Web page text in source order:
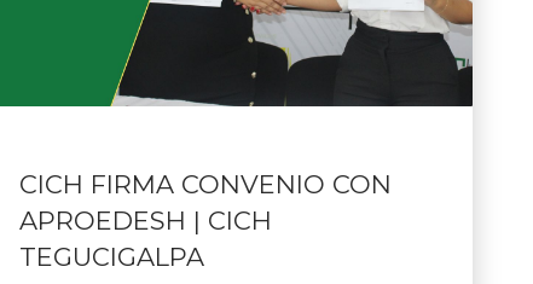
CICH FIRMA CONVENIO CON
APROEDESH | CICH
TEGUCIGALPA